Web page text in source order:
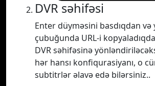
DVR səhifəsi
Enter düyməsini basdıqdan və
çubuğunda URL-i
DVR səhifəsinə
hər hansı konfiqurasiyanı, o
subtitrlər əlavə edə bilərsiniz..